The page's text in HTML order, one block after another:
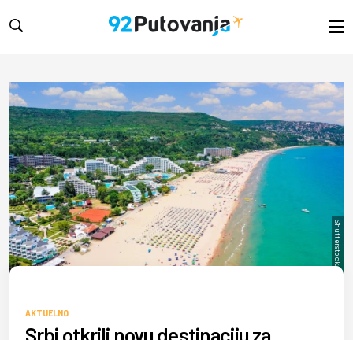
Shutterstock/SCStock
AKTUELNO